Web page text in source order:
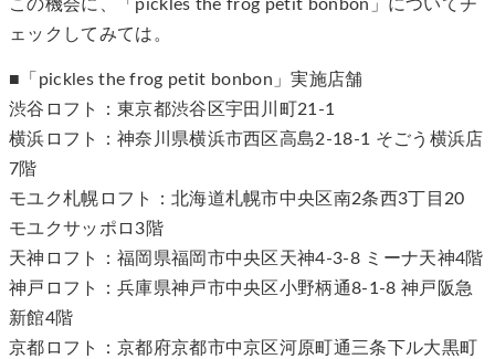
この機会に、「pickles the frog petit bonbon」についてチ
ェックしてみては。
■「pickles the frog petit bonbon」実施店舗
渋谷ロフト：東京都渋谷区宇田川町21-1
横浜ロフト：神奈川県横浜市西区高島2-18-1 そごう横浜店
7階
モユク札幌ロフト：北海道札幌市中央区南2条西3丁目20
モユクサッポロ3階
天神ロフト：福岡県福岡市中央区天神4-3-8 ミーナ天神4階
神戸ロフト：兵庫県神戸市中央区小野柄通8-1-8 神戸阪急
新館4階
京都ロフト：京都府京都市中京区河原町通三条下ル大黒町